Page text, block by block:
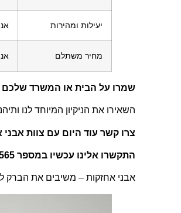
יעילות ומהירות
מחיר משתלם
שמרו על הבית או המשרד שלכם
השאירו את הניקיון המיוחד לנו
צרו קשר עוד היום עם צוות
התקשרו אלינו עכשיו במספר 052-444-0565 או מלאו את טופס יצירת הקשר באתר שלנו.
אבני אחזקות – משיבים את הברק